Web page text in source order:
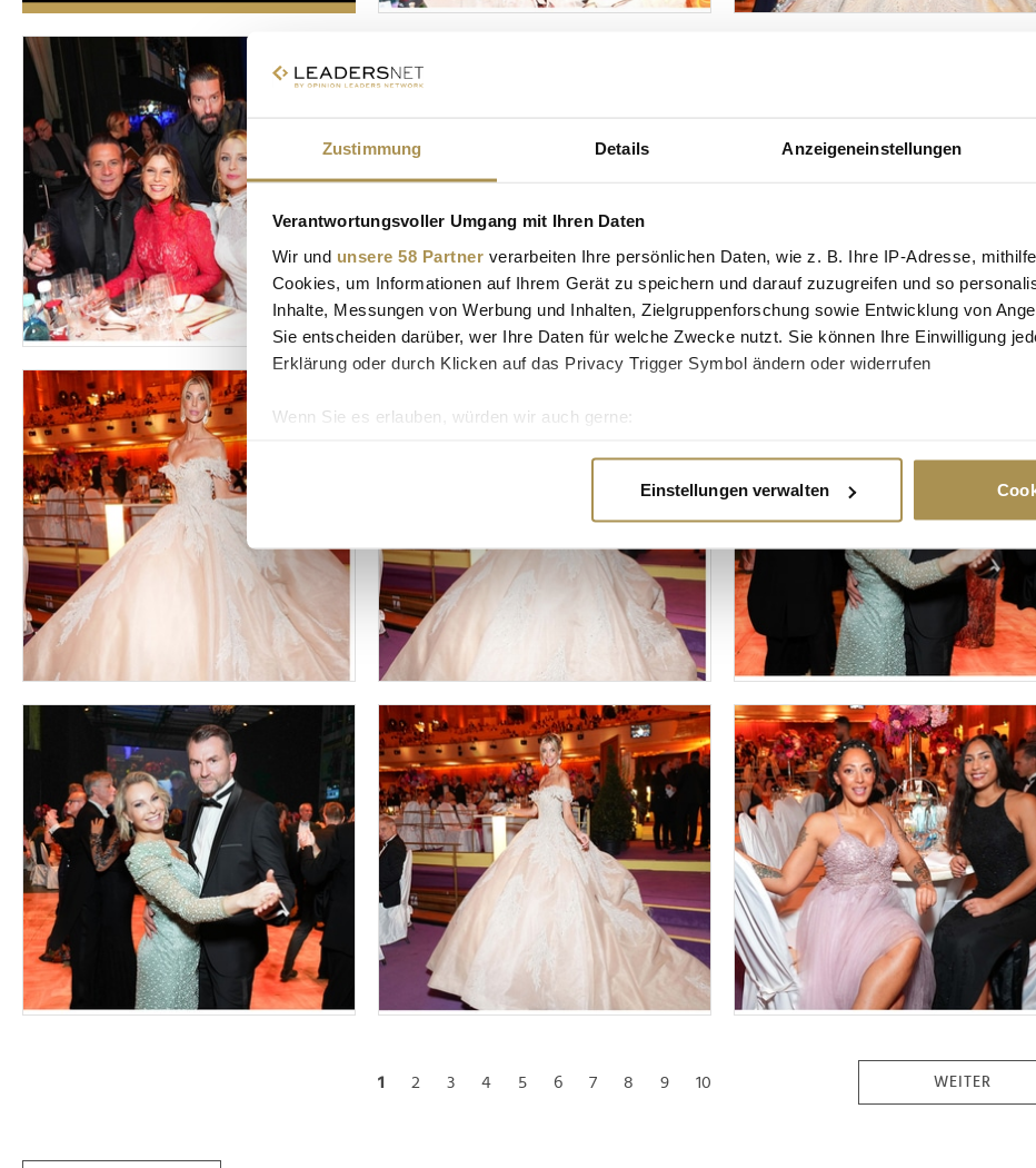
Zustimmung Details Anzeigeneinstellungen
Verantwortungsvoller Umgang mit Ihren Daten
Wir und unsere 58 Partner verarbeiten Ihre persönlichen Daten, wie z. B. Ihre IP-Adresse,
Cookies, um Informationen auf Ihrem Gerät zu speichern und darauf zuzugreifen und so
Inhalte, Messungen von Werbung und Inhalten, Zielgruppenforschung sowie Entwicklung von
Sie entscheiden darüber, wer Ihre Daten für welche Zwecke nutzt. Sie können Ihre Einwilligung
Erklärung oder durch Klicken auf das Privacy Trigger Symbol ändern oder widerrufen
Wenn Sie es erlauben, würden wir auch gerne:
Erfahren Sie mehr darüber, wie Ihre persönlichen Daten verarbeitet werden, und legen Sie Ihre
Wir verwenden Cookies, um Inhalte und Anzeigen zu personalisieren, Funktionen für soziale
und die Zugriffe auf unsere Website zu analysieren. Außerdem geben wir Informationen zu Ihrer
Website an unsere Partner für soziale Medien, Werbung und Analysen weiter. Unsere Partner
möglicherweise mit weiteren Daten zusammen, die Sie ihnen bereitgestellt haben oder die sie im
Einstellungen verwalten
1 2 3 4 5 6 7 8 9 10 WEITER